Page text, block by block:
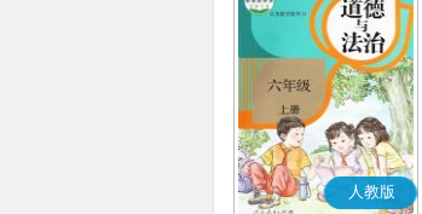
人教版